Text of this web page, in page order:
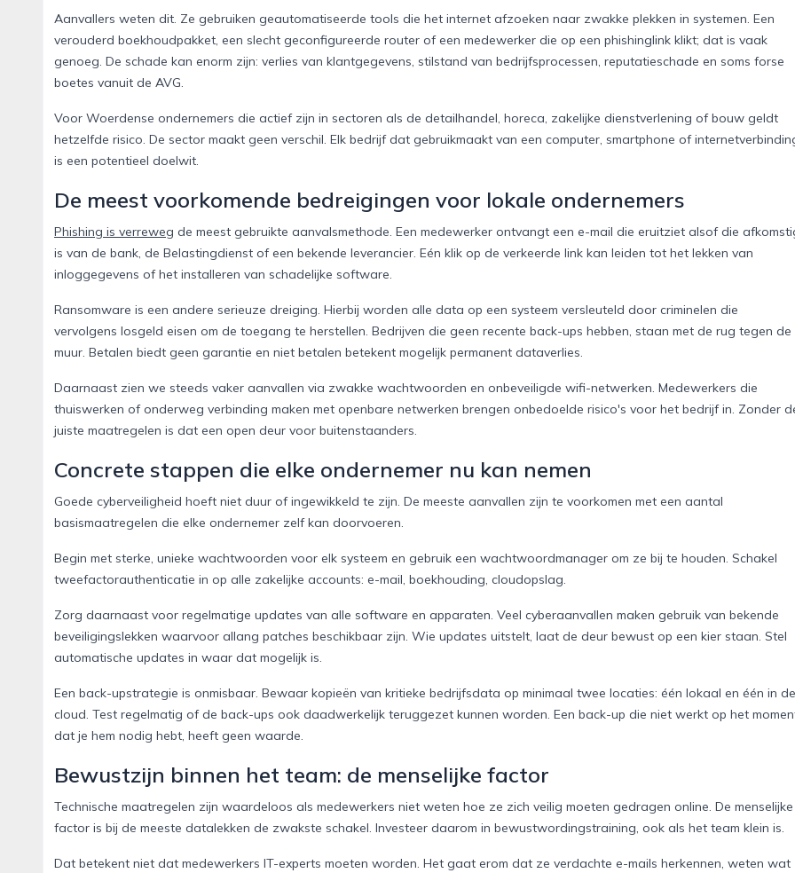
Aanvallers weten dit. Ze gebruiken geautomatiseerde tools die het internet afzoeken naar zwakke plekken in systemen. Een
verouderd boekhoudpakket, een slecht geconfigureerde router of een medewerker die op een phishinglink klikt; dat is vaak
genoeg. De schade kan enorm zijn: verlies van klantgegevens, stilstand van bedrijfsprocessen, reputatieschade en soms forse
boetes vanuit de AVG.
Voor Woerdense ondernemers die actief zijn in sectoren als de detailhandel, horeca, zakelijke dienstverlening of bouw geldt
hetzelfde risico. De sector maakt geen verschil. Elk bedrijf dat gebruikmaakt van een computer, smartphone of
is een potentieel doelwit.
De meest voorkomende bedreigingen voor lokale ondernemers
Phishing is verreweg de meest gebruikte aanvalsmethode. Een medewerker ontvangt een e-mail die eruitziet alsof die
is van de bank, de Belastingdienst of een bekende leverancier. Eén klik op de verkeerde link kan leiden tot het lekken van
inloggegevens of het installeren van schadelijke software.
Ransomware is een andere serieuze dreiging. Hierbij worden alle data op een systeem versleuteld door criminelen die
vervolgens losgeld eisen om de toegang te herstellen. Bedrijven die geen recente back-ups hebben, staan met de rug tegen de
muur. Betalen biedt geen garantie en niet betalen betekent mogelijk permanent dataverlies.
Daarnaast zien we steeds vaker aanvallen via zwakke wachtwoorden en onbeveiligde wifi-netwerken. Medewerkers die
thuiswerken of onderweg verbinding maken met openbare netwerken brengen onbedoelde risico's voor het bedrijf in. Zonder
juiste maatregelen is dat een open deur voor buitenstaanders.
Concrete stappen die elke ondernemer nu kan nemen
Goede cyberveiligheid hoeft niet duur of ingewikkeld te zijn. De meeste aanvallen zijn te voorkomen met een aantal
basismaatregelen die elke ondernemer zelf kan doorvoeren.
Begin met sterke, unieke wachtwoorden voor elk systeem en gebruik een wachtwoordmanager om ze bij te houden. Schakel
tweefactorauthenticatie in op alle zakelijke accounts: e-mail, boekhouding, cloudopslag.
Zorg daarnaast voor regelmatige updates van alle software en apparaten. Veel cyberaanvallen maken gebruik van bekende
beveiligingslekken waarvoor allang patches beschikbaar zijn. Wie updates uitstelt, laat de deur bewust op een kier staan. Stel
automatische updates in waar dat mogelijk is.
Een back-upstrategie is onmisbaar. Bewaar kopieën van kritieke bedrijfsdata op minimaal twee locaties: één lokaal en één in de
cloud. Test regelmatig of de back-ups ook daadwerkelijk teruggezet kunnen worden. Een back-up die niet werkt op het
dat je hem nodig hebt, heeft geen waarde.
Bewustzijn binnen het team: de menselijke factor
Technische maatregelen zijn waardeloos als medewerkers niet weten hoe ze zich veilig moeten gedragen online. De menselijke
factor is bij de meeste datalekken de zwakste schakel. Investeer daarom in bewustwordingstraining, ook als het team klein is.
Dat betekent niet dat medewerkers IT-experts moeten worden. Het gaat erom dat ze verdachte e-mails herkennen, weten wat